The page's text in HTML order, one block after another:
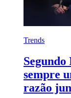
Trends
Segundo
sempre
razão